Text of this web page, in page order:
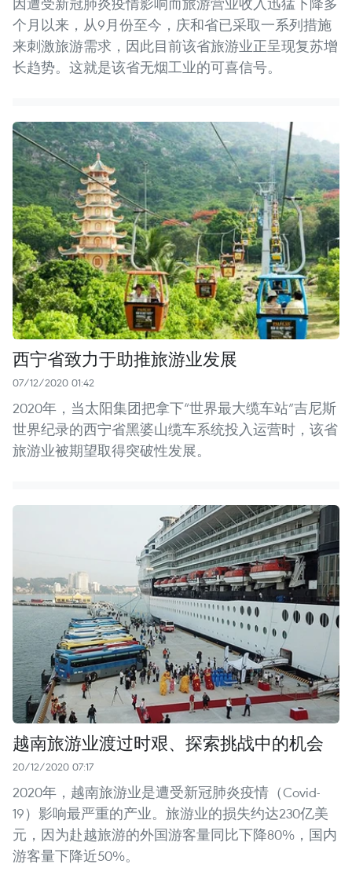
个月以来，从9月份至今，庆和省已采取一系列措施
来刺激旅游需求，因此目前该省旅游业正呈现复苏增
长趋势。这就是该省无烟工业的可喜信号。
西宁省致力于助推旅游业发展
07/12/2020 01:42
2020年，当太阳集团把拿下“世界最大缆车站”吉尼斯
世界纪录的西宁省黑婆山缆车系统投入运营时，该省
旅游业被期望取得突破性发展。
越南旅游业渡过时艰、探索挑战中的机会
20/12/2020 07:17
2020年，越南旅游业是遭受新冠肺炎疫情（Covid-
19）影响最严重的产业。旅游业的损失约达230亿美
元，因为赴越旅游的外国游客量同比下降80%，国内
游客量下降近50%。